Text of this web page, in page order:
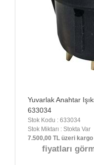
Yuvarlak Anahtar
633034
Stok Kodu : 633034
Stok Miktarı : Stokta Var
7.500,00 TL üzeri
fiyatları